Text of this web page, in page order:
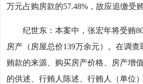
万元占购房款的57.48%，故应追缴受
纪世东：本案中，张宏年将受贿
房产（房屋总价139万余元）。在调
贿款的来源、购买房产价格、房产增
的供述、行贿人陈述、行贿人（单位